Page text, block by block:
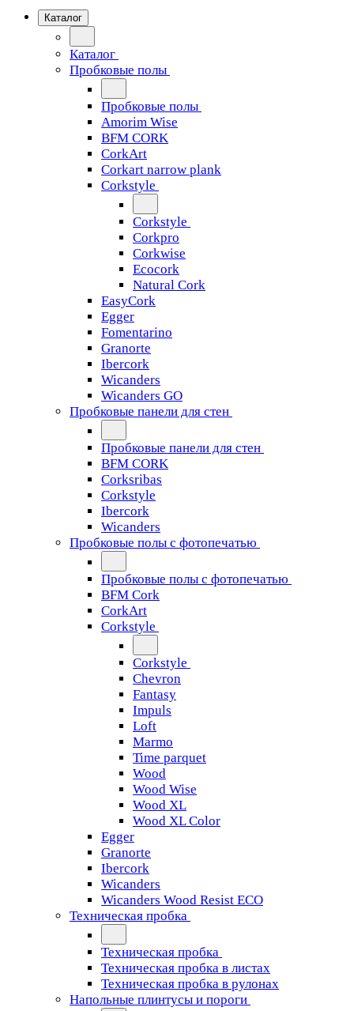
Каталог
Каталог
Пробковые полы
Пробковые полы
Amorim Wise
BFM CORK
CorkArt
Corkart narrow plank
Corkstyle
Corkstyle
Corkpro
Corkwise
Ecocork
Natural Cork
EasyCork
Egger
Fomentarino
Granorte
Ibercork
Wicanders
Wicanders GO
Пробковые панели для стен
Пробковые панели для стен
BFM CORK
Corksribas
Corkstyle
Ibercork
Wicanders
Пробковые полы с фотопечатью
Пробковые полы с фотопечатью
BFM Cork
CorkArt
Corkstyle
Corkstyle
Chevron
Fantasy
Impuls
Loft
Marmo
Time parquet
Wood
Wood Wise
Wood XL
Wood XL Color
Egger
Granorte
Ibercork
Wicanders
Wicanders Wood Resist ECO
Техническая пробка
Техническая пробка
Техническая пробка в листах
Техническая пробка в рулонах
Напольные плинтусы и пороги